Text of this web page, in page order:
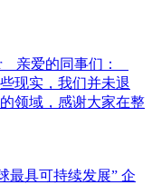
亲爱的同事们：
现实，我们并未退
领域，感谢大家在整
最具可持续发展” 企